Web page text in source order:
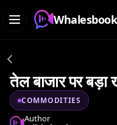
Whalesbook
तेल बाजार पर बड़ा
COMMODITIES
Author